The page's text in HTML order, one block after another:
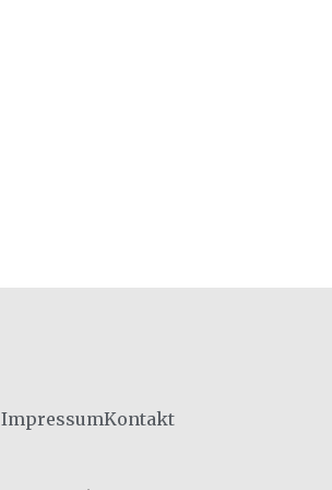
ImpressumKontakt